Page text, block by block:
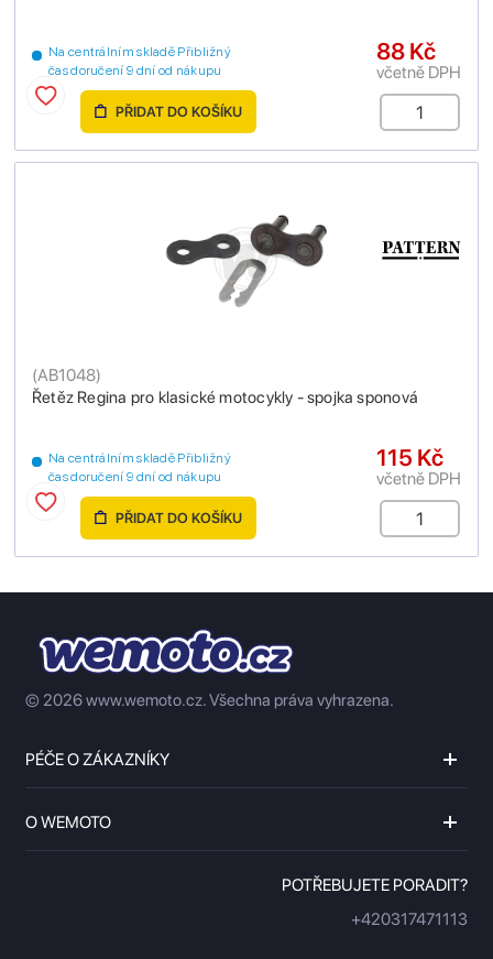
Na centrálním skladě Přibližný
čas doručení 9 dní od nákupu
88 Kč
včetně DPH
PŘIDAT DO KOŠÍKU
Řetěz Regina pro klasické motocykly - spojka sponová
(AB1048)
Na centrálním skladě Přibližný
čas doručení 9 dní od nákupu
115 Kč
včetně DPH
PŘIDAT DO KOŠÍKU
© 2026 www.wemoto.cz.Všechna práva vyhrazena.
PÉČE O ZÁKAZNÍKY
O WEMOTO
POTŘEBUJETE PORADIT?
+420317471113